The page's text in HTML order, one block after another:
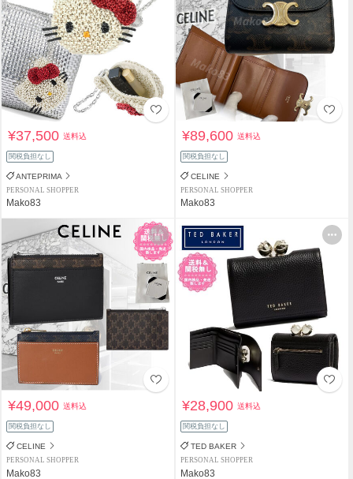
¥37,500送料込
関税負担なし
ANTEPRIMA
PERSONAL SHOPPER
Mako83
¥89,600送料込
関税負担なし
CELINE
PERSONAL SHOPPER
Mako83
¥49,000送料込
関税負担なし
CELINE
PERSONAL SHOPPER
Mako83
¥28,900送料込
関税負担なし
TED BAKER
PERSONAL SHOPPER
Mako83